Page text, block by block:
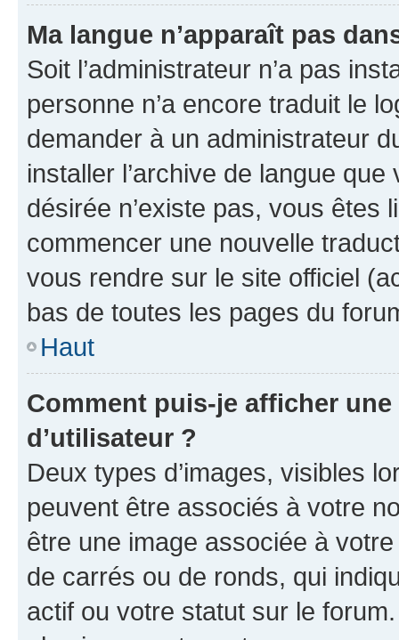
Ma langue n’apparaît pas
Soit l’administrateur n’a pas
personne n’a encore traduit le
demander à un administrateur
installer l’archive de langue
désirée n’existe pas, vous êtes
commencer une nouvelle
vous rendre sur le site officiel
bas de toutes les pages du
Haut
Comment puis-je afficher
d’utilisateur ?
Deux types d’images, visibles
peuvent être associés à votre
être une image associée à
de carrés ou de ronds, qui
actif ou votre statut sur le